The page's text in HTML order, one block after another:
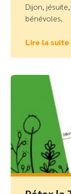
Dijon,
bénévoles.
Lire la suite